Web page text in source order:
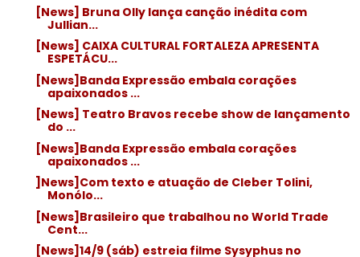
[News] Bruna Olly lança canção inédita com
Jullian...
[News] CAIXA CULTURAL FORTALEZA APRESENTA
ESPETÁCU...
[News]Banda Expressão embala corações
apaixonados ...
[News] Teatro Bravos recebe show de lançamento
do ...
[News]Banda Expressão embala corações
apaixonados ...
]News]Com texto e atuação de Cleber Tolini,
Monólo...
[News]Brasileiro que trabalhou no World Trade
Cent...
[News]14/9 (sáb) estreia filme Sysyphus no